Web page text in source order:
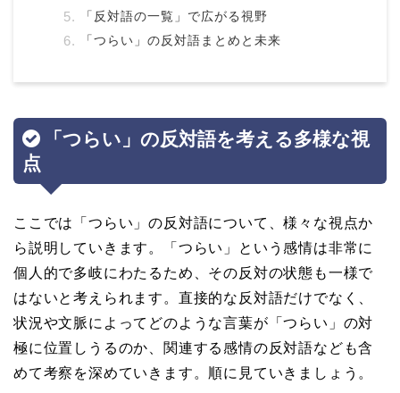
「反対語の一覧」で広がる視野
「つらい」の反対語まとめと未来
「つらい」の反対語を考える多様な視
点
ここでは「つらい」の反対語について、様々な視点か
ら説明していきます。「つらい」という感情は非常に
個人的で多岐にわたるため、その反対の状態も一様で
はないと考えられます。直接的な反対語だけでなく、
状況や文脈によってどのような言葉が「つらい」の対
極に位置しうるのか、関連する感情の反対語なども含
めて考察を深めていきます。順に見ていきましょう。